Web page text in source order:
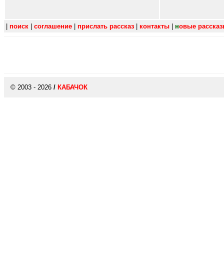
поиск соглашение прислать рассказ контакты новые
© 2003 - 2026 / КАБАЧОК